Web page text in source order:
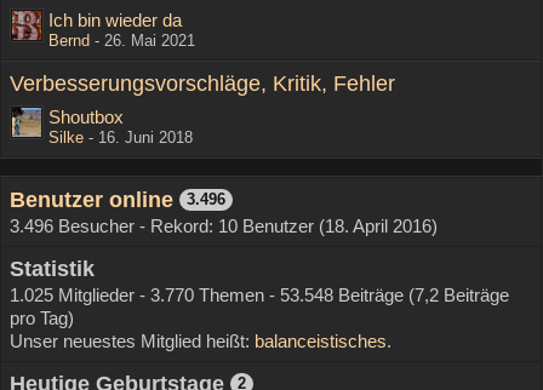
Ich bin wieder da
Bernd - 26. Mai 2021
Verbesserungsvorschläge, Kritik, Fehler
Shoutbox
Silke - 16. Juni 2018
Benutzer online 3.496
3.496 Besucher - Rekord: 10 Benutzer (18. April 2016)
Statistik
1.025 Mitglieder - 3.770 Themen - 53.548 Beiträge (7,2 Beiträge
pro Tag)
Unser neuestes Mitglied heißt: balanceistisches.
Heutige Geburtstage 2